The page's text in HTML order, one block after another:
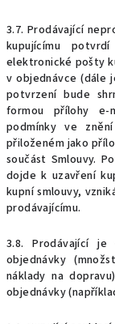
3.7. Prodávající
kupujícímu
elektronické pošty
v objednávce (dále
potvrzení bude
formou přílohy e-
podmínky ve
přiloženém jako
součást Smlouvy.
dojde k uzavření
kupní smlouvy,
prodávajícímu.
3.8.Prodávající
objednávky
náklady na
objednávky